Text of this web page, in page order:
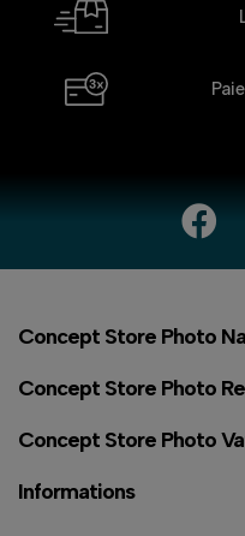
Concept Store Photo
Concept Store Photo
Concept Store Photo
Informations